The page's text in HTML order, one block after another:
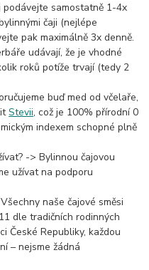
podávejte samostatně 1-4x
čaji (nejlépe
pak maximálně 3x denně.
udávají, že je vhodné
roků potíže trvají (tedy 2
buď med od včelaře,
Stevii, což je 100% přírodní 0
indexem schopné plně
-> Bylinnou čajovou
užívat na podporu
naše čajové směsi
dle tradičních rodinných
České Republiky, každou
– nejsme žádná